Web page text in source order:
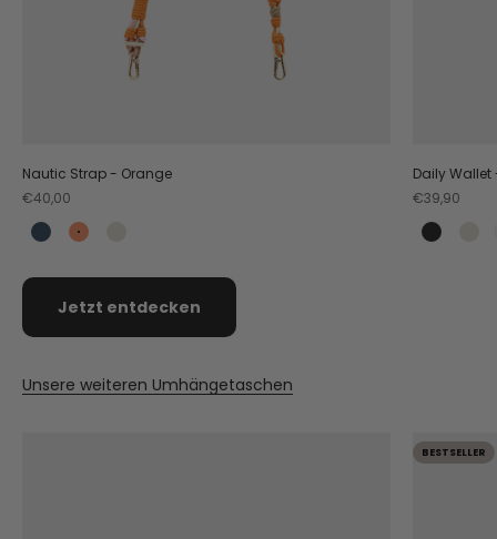
Nautic Strap - Orange
Angebot
€40,00
Teal Orange
Daily Wallet
Angebot
€39,90
Black
Jetzt entdecken
Unsere weiteren Umhängetaschen
BESTSELLER